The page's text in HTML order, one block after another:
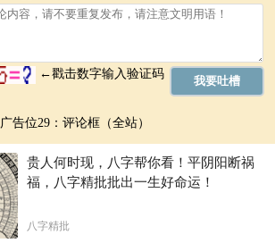
广告位29：评论框（全站）
贵人何时现，八字帮你看！平阴阳断祸
福，八字精批批出一生好命运！
八字精批